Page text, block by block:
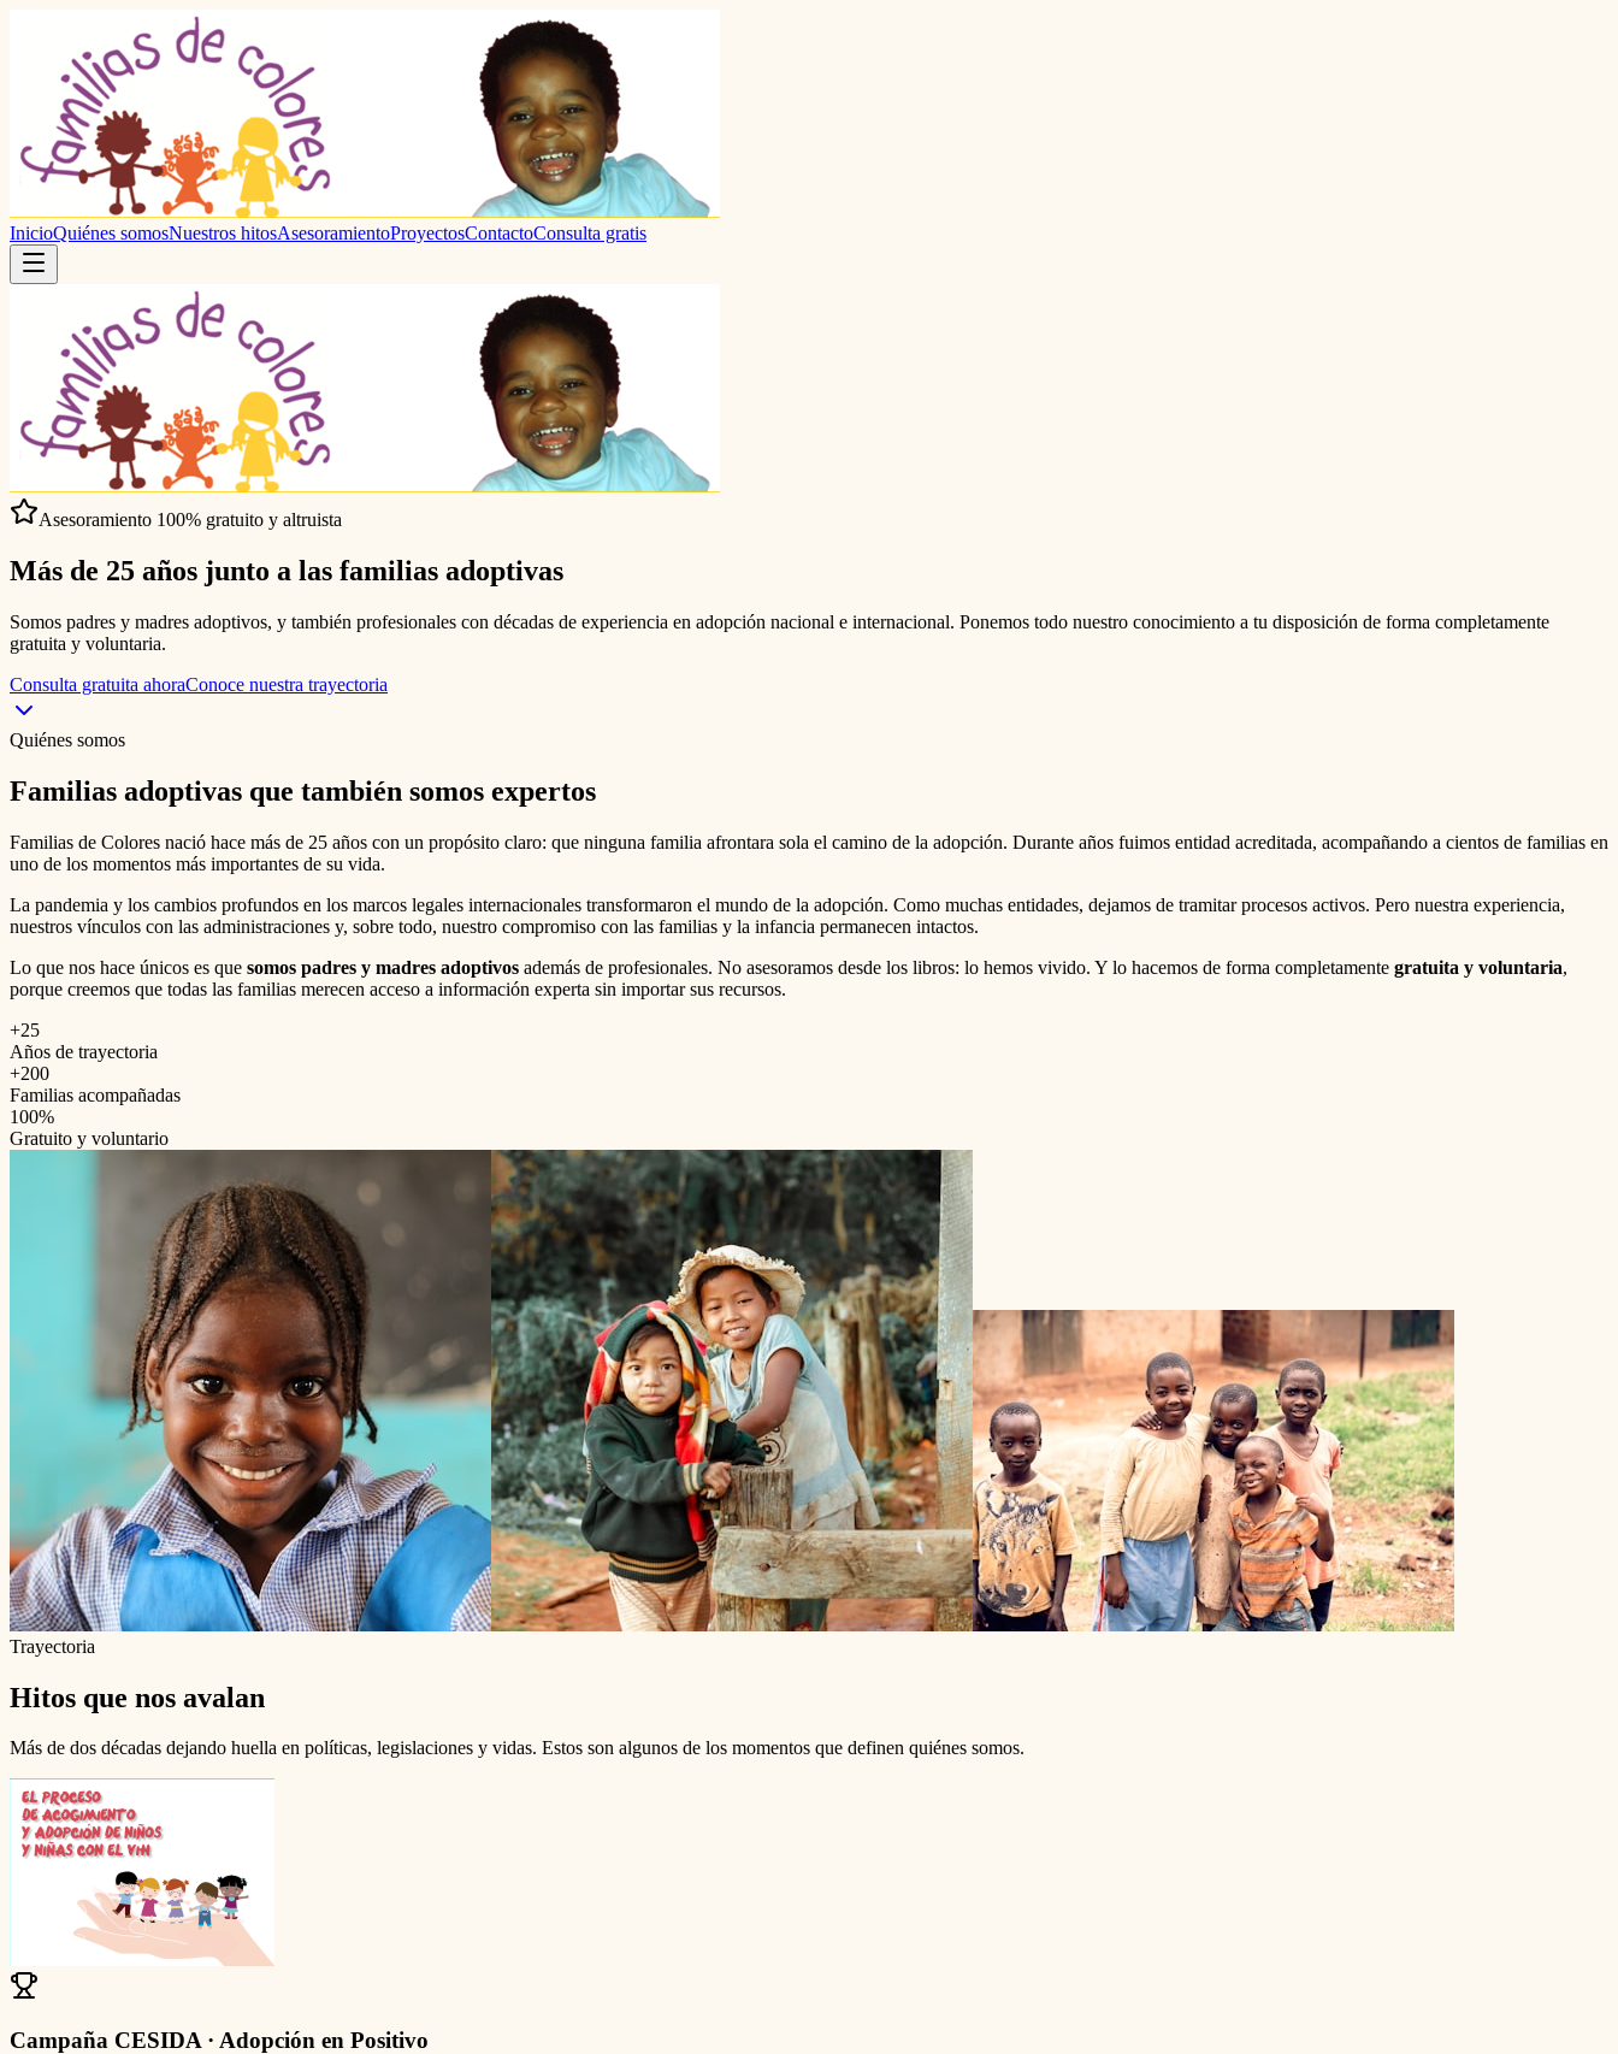
InicioQuiénes somosNuestros hitosAsesoramientoProyectosContactoConsulta gratis
Asesoramiento 100% gratuito y altruista
Más de 25 años junto a las familias adoptivas
Somos padres y madres adoptivos, y también profesionales con décadas de experiencia en adopción nacional e internacional. Ponemos todo nuestro conocimiento a tu disposición de forma completamente
gratuita y voluntaria.
Consulta gratuita ahoraConoce nuestra trayectoria
Quiénes somos
Familias adoptivas que también somos expertos
Familias de Colores nació hace más de 25 años con un propósito claro: que ninguna familia afrontara sola el camino de la adopción. Durante años fuimos entidad acreditada, acompañando a cientos de familias en
uno de los momentos más importantes de su vida.
La pandemia y los cambios profundos en los marcos legales internacionales transformaron el mundo de la adopción. Como muchas entidades, dejamos de tramitar procesos activos. Pero nuestra experiencia,
nuestros vínculos con las administraciones y, sobre todo, nuestro compromiso con las familias y la infancia permanecen intactos.
Lo que nos hace únicos es que somos padres y madres adoptivos además de profesionales. No asesoramos desde los libros: lo hemos vivido. Y lo hacemos de forma completamente gratuita y voluntaria,
porque creemos que todas las familias merecen acceso a información experta sin importar sus recursos.
+25
Años de trayectoria
+200
Familias acompañadas
100%
Gratuito y voluntario
Trayectoria
Hitos que nos avalan
Más de dos décadas dejando huella en políticas, legislaciones y vidas. Estos son algunos de los momentos que definen quiénes somos.
Campaña CESIDA · Adopción en Positivo